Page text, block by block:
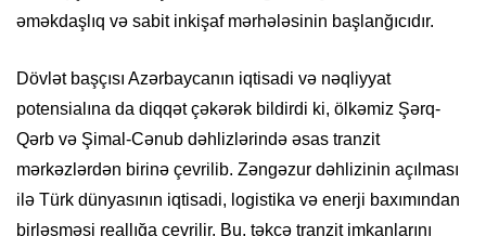
əməkdaşlıq və sabit inkişaf mərhələsinin başlanğıcıdır.
Dövlət başçısı Azərbaycanın iqtisadi və nəqliyyat
potensialına da diqqət çəkərək bildirdi ki, ölkəmiz Şərq-
Qərb və Şimal-Cənub dəhlizlərində əsas tranzit
mərkəzlərdən birinə çevrilib. Zəngəzur dəhlizinin açılması
ilə Türk dünyasının iqtisadi, logistika və enerji baxımından
birləşməsi reallığa çevrilir. Bu, təkcə tranzit imkanlarını